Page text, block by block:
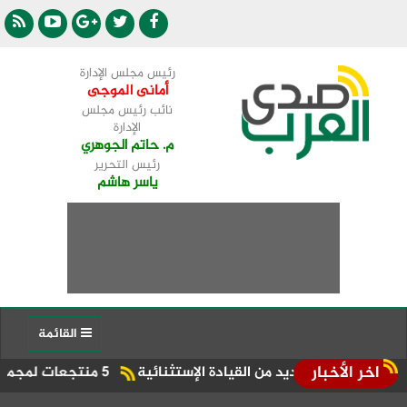
رئيس مجلس الإدارة
أمانى الموجى
نائب رئيس مجلس
الإدارة
م. حاتم الجوهري
رئيس التحرير
ياسر هاشم
اخر الأخبار 5 منتجعات لمجموعة بيك الباتروس ضمن أفضل 100 منتجع على مستوى العالم للسوق الروسى